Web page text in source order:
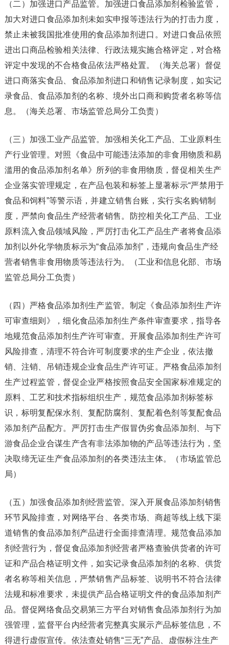
（二）加强进口产品监管。加强进口食品添加剂检验监管，
加大对进口食品添加剂未如实申报等违法行为的打击力度，
禁止未被我国批准使用的食品添加剂进口。对进口食品依照
进出口商品检验相关法律、行政法规实施合格评定，对合格
评定中发现的不合格食品依法严格处置。（海关总署）督促
进口商落实食品、食品添加剂进口和销售记录制度，如实记
录食品、食品添加剂的名称、境外出口商和购货者名称等信
息。（海关总署、市场监管总局分工负责）
（三）加强工业产品监管。加强相关化工产品、工业原料生
产行业管理。对照《食品中可能违法添加的非食用物质和易
滥用的食品添加剂名单》所列的非食用物质，督促相关生产
企业落实管理规定，在产品包装和标签上显著标示“严禁用于
食品和饲料”等警示语，并建立销售台账，实行实名购销制
度，严禁向食品生产经营者销售。防控相关化工产品、工业
原料流入食品领域风险，严厉打击化工产品生产者将食品添
加剂以外化学物质标示为“食品添加剂”，违规向食品生产经
营者销售非食用物质等违法行为。（工业和信息化部、市场
监管总局分工负责）
（四）严格食品添加剂生产监管。制定《食品添加剂生产许
可审查细则》，细化食品添加剂生产条件审查要求，指导各
地规范食品添加剂生产许可审查。开展食品添加剂生产许可
风险排查，清理不符合许可制度要求的生产企业，依法撤
销、注销、吊销违规企业食品生产许可证。严格食品添加剂
生产过程监管，督促企业严格按照食品安全国家标准规定的
原料、工艺和技术指标组织生产，规范食品添加剂标签标
识，标明复配保水剂、复配防腐剂、复配着色剂等复配食品
添加剂产品配方。严厉打击生产假冒伪劣食品添加剂、与下
游食品企业合谋生产含有非法添加物的产品等违法行为，坚
决取缔无证生产食品添加剂的各类违法主体。（市场监管总
局）
（五）加强食品添加剂经营监管。深入开展食品添加剂销售
环节风险排查，对网络平台、各类市场、商超等线上线下渠
道销售的食品添加剂产品进行全面排查清理。规范食品添加
剂经营行为，督促食品添加剂经营者严格查验供货者的许可
证和产品合格证明文件，如实记录食品添加剂的名称、供货
者名称等相关信息，严禁销售产品标签、说明书不符合法律
法规和标准要求，未提供产品合格证明文件的食品添加剂产
品。督促网络食品交易第三方平台对销售食品添加剂行为加
强管理，监督平台内经营者完整真实展示产品标签信息，不
得进行虚假宣传。依法查处销售“三无”产品、虚假标注生产